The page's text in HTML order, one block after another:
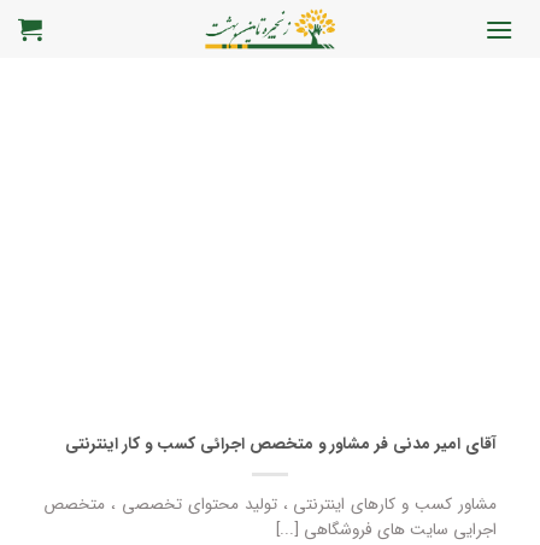
پرش
آقای امیر مدنی فر مشاور و متخصص اجرائی کسب و کار اینترنتی
مشاور کسب و کارهای اینترنتی ، تولید محتوای تخصصی ، متخصص
اجرایی سایت های فروشگاهی [...]